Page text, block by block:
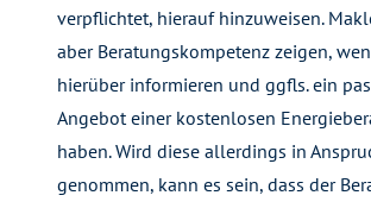
verpflichtet, hierauf hinzuweisen.
aber Beratungskompetenz zeigen,
hierüber informieren und ggfls. ein
Angebot einer kostenlosen
haben. Wird diese allerdings in
genommen, kann es sein, dass der